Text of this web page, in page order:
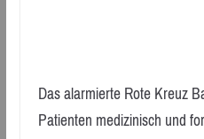
Das alarmierte Rote Kreuz
Patienten medizinisch und